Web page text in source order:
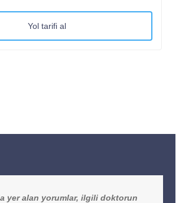
Yol tarifi al
yer alan yorumlar, ilgili doktorun